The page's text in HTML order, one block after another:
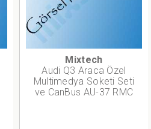
Mixtech
Audi Q3 Araca Özel
Multimedya Soketi Seti
ve CanBus AU-37 RMC